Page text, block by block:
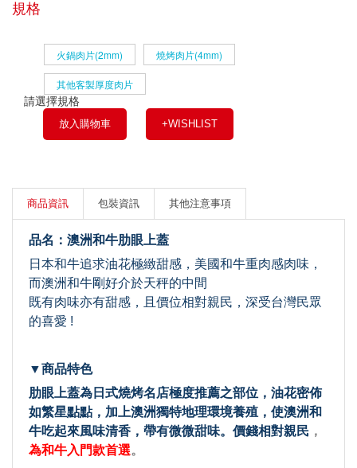
規格
火鍋肉片(2mm) 燒烤肉片(4mm)
其他客製厚度肉片
請選擇規格
放入購物車 +WISHLIST
商品資訊 包裝資訊 其他注意事項
品名：澳洲和牛肋眼上蓋
日本和牛追求油花極緻甜感，美國和牛重肉感肉味，
而澳洲和牛剛好介於天秤的中間
既有肉味亦有甜感，且價位相對親民，深受台灣民眾
的喜愛 !
▼商品特色
肋眼上蓋為日式燒烤名店極度推薦之部位，油花密佈
如繁星點點，加上澳洲獨特地理環境養殖，使澳洲和
牛吃起來風味清香，帶有微微甜味。價錢相對親民 ，
為和牛入門款首選。